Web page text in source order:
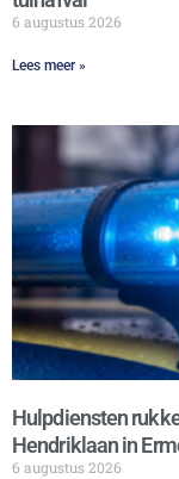
6 augustus 2026
Lees meer »
Hulpdiensten
Hendriklaan in
6 augustus 2026